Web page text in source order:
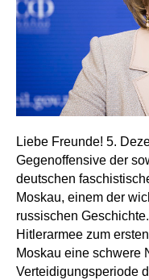
Liebe Freunde! 5.
Gegenoffensive der
deutschen
Moskau, einem der
russischen
Hitlerarmee zum
Moskau eine schwere
Verteidigungsperiode